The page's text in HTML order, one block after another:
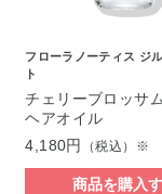
フローラノーティス ジ
ト
チェリーブロッサ
ヘアオイル
4,180円
（税込）※
商品を購入